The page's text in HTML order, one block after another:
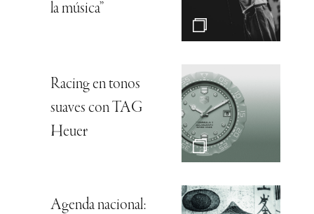
la música”
Racing en tonos
suaves con TAG
Heuer
Agenda nacional: